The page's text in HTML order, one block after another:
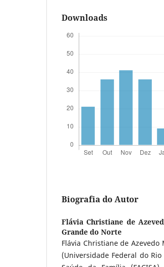
Downloads
Biografia do Autor
Flávia Christiane de
Grande do Norte
Flávia Christiane de
(Universidade Federal do